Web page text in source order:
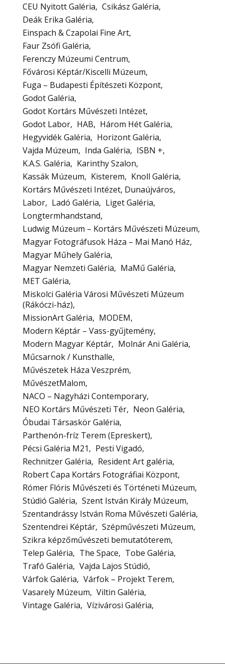
CEU Nyitott Galéria
Csikász Galéria
Deák Erika Galéria
Einspach & Czapolai Fine Art
Faur Zsófi Galéria
Ferenczy Múzeumi Centrum
Fővárosi Képtár/Kiscelli Múzeum
Fuga – Budapesti Építészeti Központ
Godot Galéria
Godot Kortárs Művészeti Intézet
Godot Labor
HAB
Három Hét Galéria
Hegyvidék Galéria
Horizont Galéria
Vajda Múzeum
Inda Galéria
ISBN +
K.A.S. Galéria
Karinthy Szalon
Kassák Múzeum
Kisterem
Knoll Galéria
Kortárs Művészeti Intézet, Dunaújváros
Labor
Ladó Galéria
Liget Galéria
Longtermhandstand
Ludwig Múzeum – Kortárs Művészeti Múzeum
Magyar Fotográfusok Háza – Mai Manó Ház
Magyar Műhely Galéria
Magyar Nemzeti Galéria
MaMű Galéria
MET Galéria
Miskolci Galéria Városi Művészeti Múzeum
(Rákóczi-ház)
MissionArt Galéria
MODEM
Modern Képtár – Vass-gyűjtemény
Modern Magyar Képtár
Molnár Ani Galéria
Műcsarnok / Kunsthalle
Művészetek Háza Veszprém
MűvészetMalom
NACO – Nagyházi Contemporary
NEO Kortárs Művészeti Tér
Neon Galéria
Óbudai Társaskör Galéria
Parthenón-fríz Terem (Epreskert)
Pécsi Galéria M21
Pesti Vigadó
Rechnitzer Galéria
Resident Art galéria
Robert Capa Kortárs Fotográfiai Központ
Rómer Flóris Művészeti és Történeti Múzeum
Stúdió Galéria
Szent István Király Múzeum
Szentandrássy István Roma Művészeti Galéria
Szentendrei Képtár Szépművészeti Múzeum
Szikra képzőművészeti bemutatóterem
Telep Galéria
The Space
Tobe Galéria
Trafó Galéria
Vajda Lajos Stúdió
Várfok Galéria
Várfok – Projekt Terem
Vasarely Múzeum
Viltin Galéria
Vintage Galéria
Vízivárosi Galéria